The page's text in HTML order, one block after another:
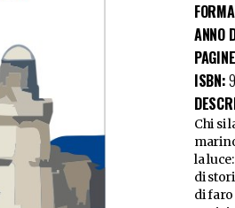
ANNO
ISBN:
Chi si
la
di
di